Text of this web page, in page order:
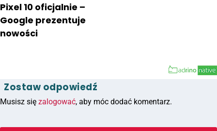
Pixel 10 oficjalnie –
Google prezentuje
nowości
Zostaw odpowiedź
Musisz się zalogować, aby móc dodać komentarz.